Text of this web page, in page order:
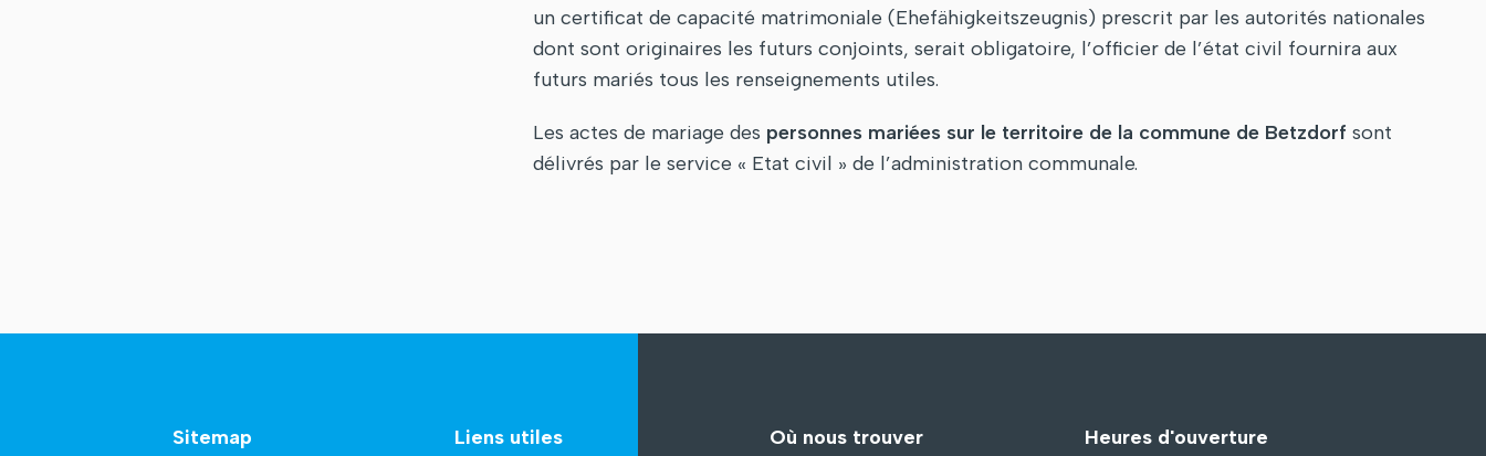
un certificat de capacité matrimoniale (Ehefähigkeitszeugnis) prescrit par les autorités nationales
dont sont originaires les futurs conjoints, serait obligatoire, l’officier de l’état civil fournira aux
futurs mariés tous les renseignements utiles.
Les actes de mariage des personnes mariées sur le territoire de la commune de Betzdorf sont
délivrés par le service « Etat civil » de l’administration communale.
Sitemap Liens utiles Où nous trouver Heures d'ouverture